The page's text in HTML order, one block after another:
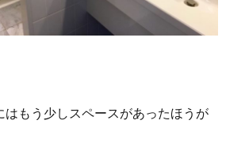
はもう少しスペースがあったほうが